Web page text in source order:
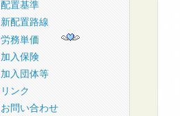
配置基準
新配置路線
労務単価
加入保険
加入団体等
リンク
お問い合わせ